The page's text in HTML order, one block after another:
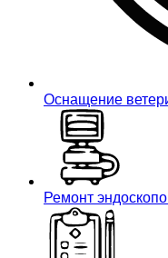
Оснащение
Ремонт